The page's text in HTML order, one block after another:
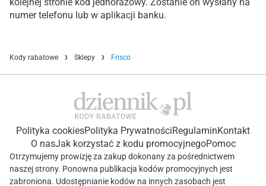
numer telefonu lub w aplikacji banku.
Kody rabatowe Sklepy Frisco
Polityka cookiesPolityka PrywatnościRegulaminKontakt
O nasJak korzystać z kodu promocyjnegoPomoc
Otrzymujemy prowizję za zakup dokonany za pośrednictwem
naszej strony. Ponowna publikacja kodów promocyjnych jest
zabroniona. Udostępnianie kodów na innych zasobach jest